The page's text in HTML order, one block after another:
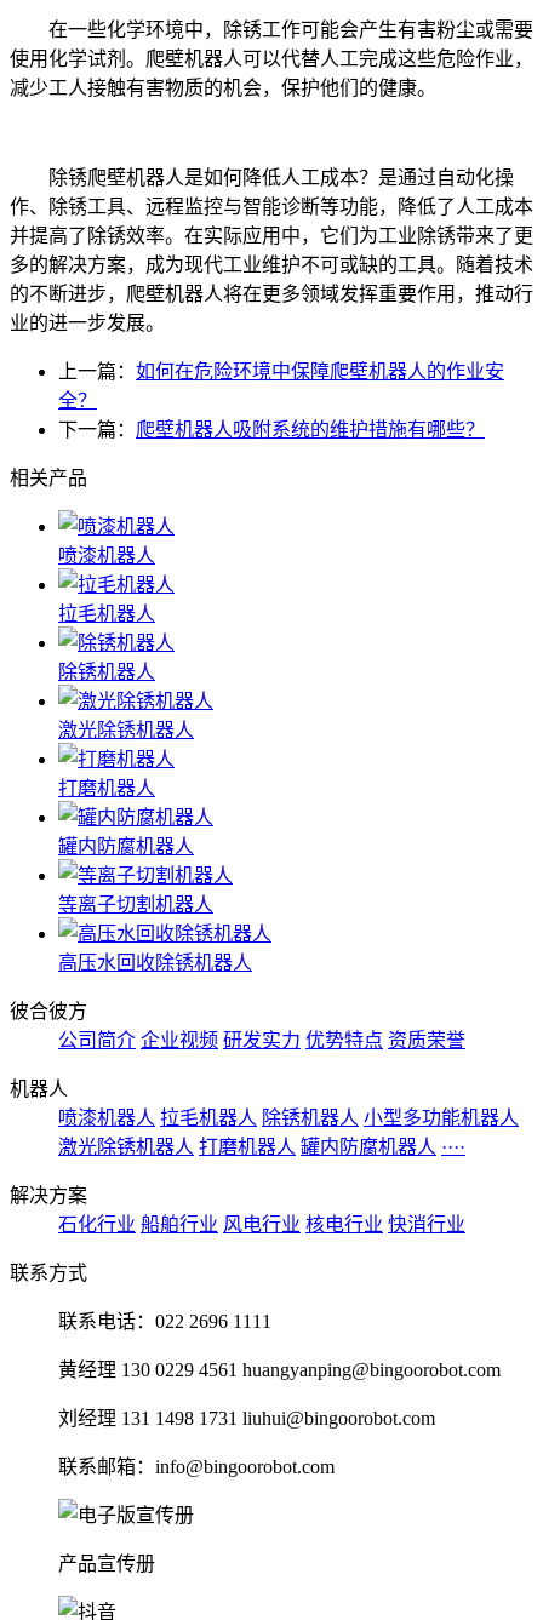
在一些化学环境中，除锈工作可能会产生有害粉尘或需要
使用化学试剂。爬壁机器人可以代替人工完成这些危险作业，
减少工人接触有害物质的机会，保护他们的健康。
除锈爬壁机器人是如何降低人工成本？是通过自动化操
作、除锈工具、远程监控与智能诊断等功能，降低了人工成本
并提高了除锈效率。在实际应用中，它们为工业除锈带来了更
多的解决方案，成为现代工业维护不可或缺的工具。随着技术
的不断进步，爬壁机器人将在更多领域发挥重要作用，推动行
业的进一步发展。
上一篇： 如何在危险环境中保障爬壁机器人的作业安
全？
下一篇： 爬壁机器人吸附系统的维护措施有哪些？
相关产品
喷漆机器人
拉毛机器人
除锈机器人
激光除锈机器人
打磨机器人
罐内防腐机器人
等离子切割机器人
高压水回收除锈机器人
彼合彼方
公司简介 企业视频 研发实力 优势特点 资质荣誉
机器人
喷漆机器人 拉毛机器人 除锈机器人 小型多功能机器人
激光除锈机器人 打磨机器人 罐内防腐机器人 ····
解决方案
石化行业 船舶行业 风电行业 核电行业 快消行业
联系方式
联系电话：022 2696 1111
黄经理 130 0229 4561 huangyanping@bingoorobot.com
刘经理 131 1498 1731 liuhui@bingoorobot.com
联系邮箱：info@bingoorobot.com
产品宣传册